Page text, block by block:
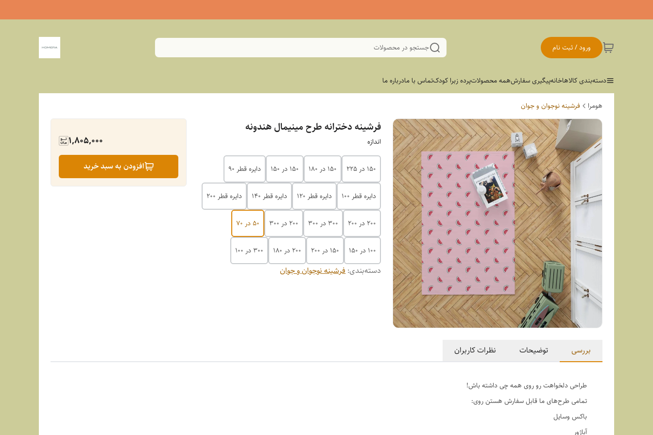
ورود / ثبت نام جستجو در محصولات
دسته‌بندی کالاهاخانهپیگیری سفارشهمه محصولاتپرده زبرا کودکتماس با مادرباره ما
هومرا فرشینه نوجوان و جوان
فرشینه دخترانه طرح مینیمال هندونه
اندازه
150 در 225 150 در 180 150 در 150 دایره قطر 90
دایره قطر 100 دایره قطر 120 دایره قطر 140 دایره قطر 200
200 در 200 300 در 300 200 در 300 50 در 70
100 در 150 150 در 200 ۲۰۰ در ۱۸۰ ۳۰۰ در ۱۰۰
دسته‌بندی:فرشینه نوجوان و جوان
1,805,000
افزودن به سبد خرید
بررسی توضیحات نظرات کاربران
طراحی دلخواهت رو روی همه چی داشته باش!
تمامی طرح‌های ما قابل سفارش هستن روی:
باکس وسایل
آباژور